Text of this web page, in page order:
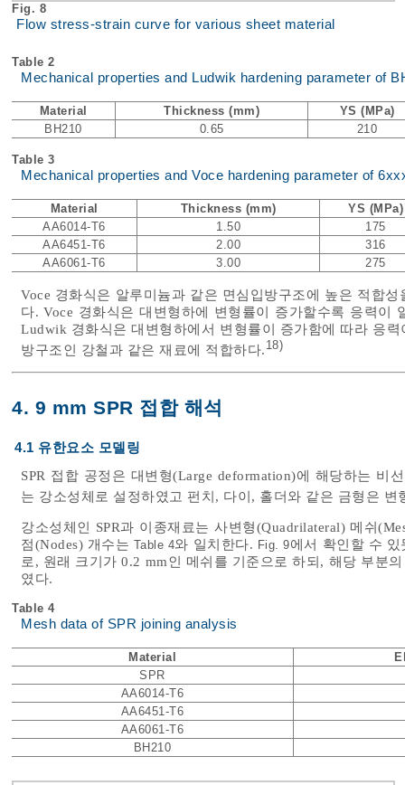
Fig. 8
Flow stress-strain curve for various sheet material
Table 2
Mechanical properties and Ludwik hardening parameter of
Material Thickness (mm)
YS (MPa)
BH210
0.65 210
Table 3
Mechanical properties and Voce hardening parameter of
Material Thickness (mm)
YS (MPa)
AA6014-T6
1.50
175
AA6451-T6
2.00
316
AA6061-T6
3.00 275
Voce 경화식은 알루미늄과 같은 면심입방구조에 높은 적합
다. Voce 경화식은 대변형하에 변형률이 증가할수록 응력이
Ludwik 경화식은 대변형하에서 변형률이 증가함에 따라 응
방구조인 강철과 같은 재료에 적합하다. 18)
4. 9 mm SPR 접합 해석
4.1 유한요소 모델링
SPR 접합 공정은 대변형(Large deformation)에 해당하는 비
는 강소성체로 설정하였고 펀치, 다이, 홀더와 같은 금형은
강소성체인 SPR과 이종재료는 사변형(Quadrilateral) 메쉬
점(Nodes) 개수는 Table 4와 일치한다. Fig. 9에서 확인할 수
로, 원래 크기가 0.2 mm인 메쉬를 기준으로 하되, 해당 부분
였다.
Table 4
Mesh data of SPR joining analysis
Material
SPR
AA6014-T6
AA6451-T6
AA6061-T6
BH210